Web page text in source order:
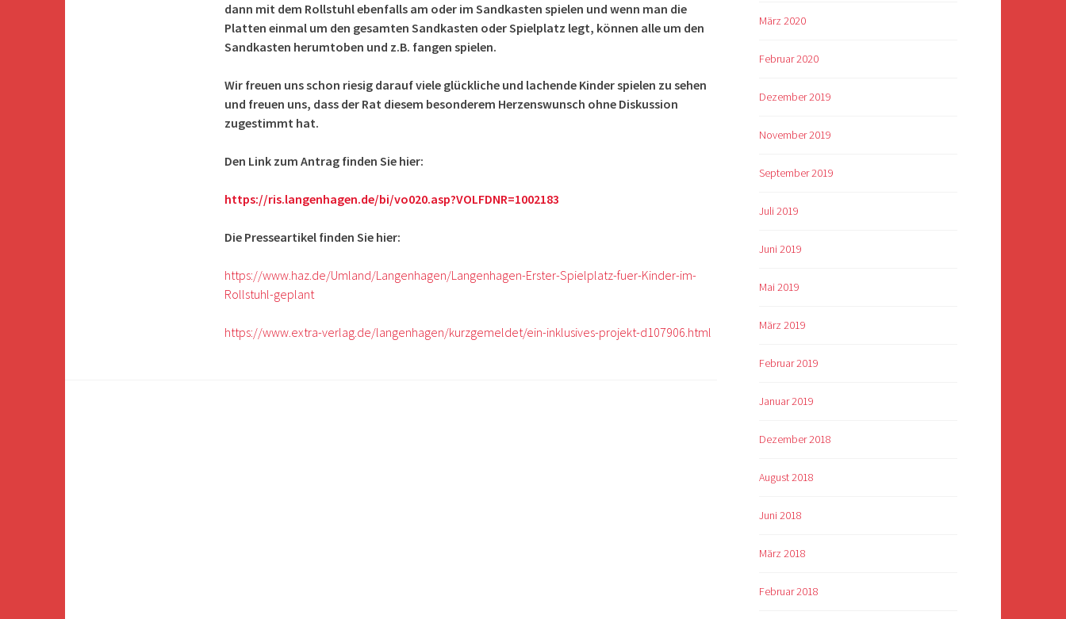
dann mit dem Rollstuhl ebenfalls am oder im Sandkasten spielen und wenn man die
Platten einmal um den gesamten Sandkasten oder Spielplatz legt, können alle um den
Sandkasten herumtoben und z.B. fangen spielen.
Wir freuen uns schon riesig darauf viele glückliche und lachende Kinder spielen zu sehen
und freuen uns, dass der Rat diesem besonderem Herzenswunsch ohne Diskussion
zugestimmt hat.
Den Link zum Antrag finden Sie hier:
https://ris.langenhagen.de/bi/vo020.asp?VOLFDNR=1002183
Die Presseartikel finden Sie hier:
https://www.haz.de/Umland/Langenhagen/Langenhagen-Erster-Spielplatz-fuer-Kinder-im-
Rollstuhl-geplant
https://www.extra-verlag.de/langenhagen/kurzgemeldet/ein-inklusives-projekt-d107906.html
März 2020
Februar 2020
Dezember 2019
November 2019
September 2019
Juli 2019
Juni 2019
Mai 2019
März 2019
Februar 2019
Januar 2019
Dezember 2018
August 2018
Juni 2018
März 2018
Februar 2018